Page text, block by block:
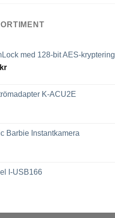
med 128-bit AES-kryptering
krPrisintervall:
3,789 kr
K-ACU2E
Barbie Instantkamera
I-USB166